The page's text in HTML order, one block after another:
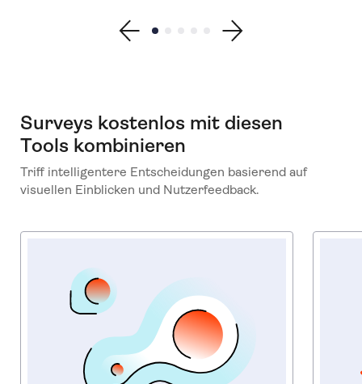
Show previous testimonial
Show testimonial 1
Show testimonial 2
Show testimonial 3
Show testimonial 4
Show testimonial 5
Show next testimonial
Surveys kostenlos mit diesen
Tools kombinieren
Triff intelligentere Entscheidungen basierend auf
visuellen Einblicken und Nutzerfeedback.